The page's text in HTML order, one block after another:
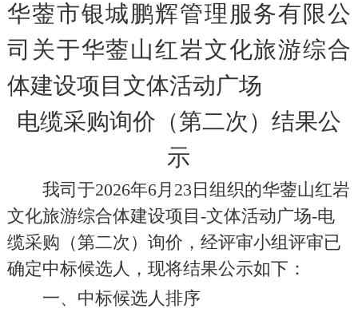
华蓥市银城鹏辉管理服务有限公
司关于华蓥山红岩文化旅游综合
体建设项目文体活动广场
电缆采购询价（第二次）结果公
示
我司于2026年6月 23日组织的华蓥山红岩
文化旅游综合体建设项目-文体活动广场-电
缆采购（第二次）询价 ，经评审小组评审已
确定中标候选人，现将结果公示如下：
一、中标候选人排序